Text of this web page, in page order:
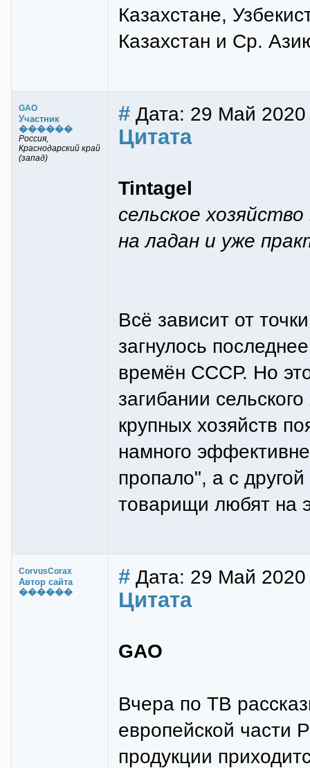
Казахстане,
Казахстан и Ср.
GAO
Участник
������
Россия,
Краснодарский край
(запад)
# Дата: 29 Май 2020
Цитата
Tintagel
сельское
на ладан и уже
Всё зависит от
загнулось
времён СССР. Но это
загибании
крупных хозяйств
намного
пропало", а с
товарищи любят на
CorvusCorax
Автор сайта
������
# Дата: 29 Май 2020
Цитата
GAO
Вчера по ТВ
европейской части
продукции